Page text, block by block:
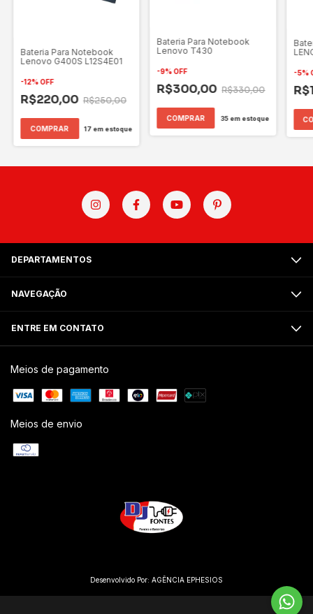
Bateria Para Notebook
Lenovo G400S L12S4E01
-12%OFF
R$220,00 R$250,00
17em estoque
Bateria Para Notebook
Lenovo T430
-9%OFF
R$300,00 R$330,00
35em estoque
-5%
DEPARTAMENTOS
NAVEGAÇÃO
ENTRE EM CONTATO
Meios de pagamento
Meios de envio
Desenvolvido Por: AGÊNCIA EPHESIOS